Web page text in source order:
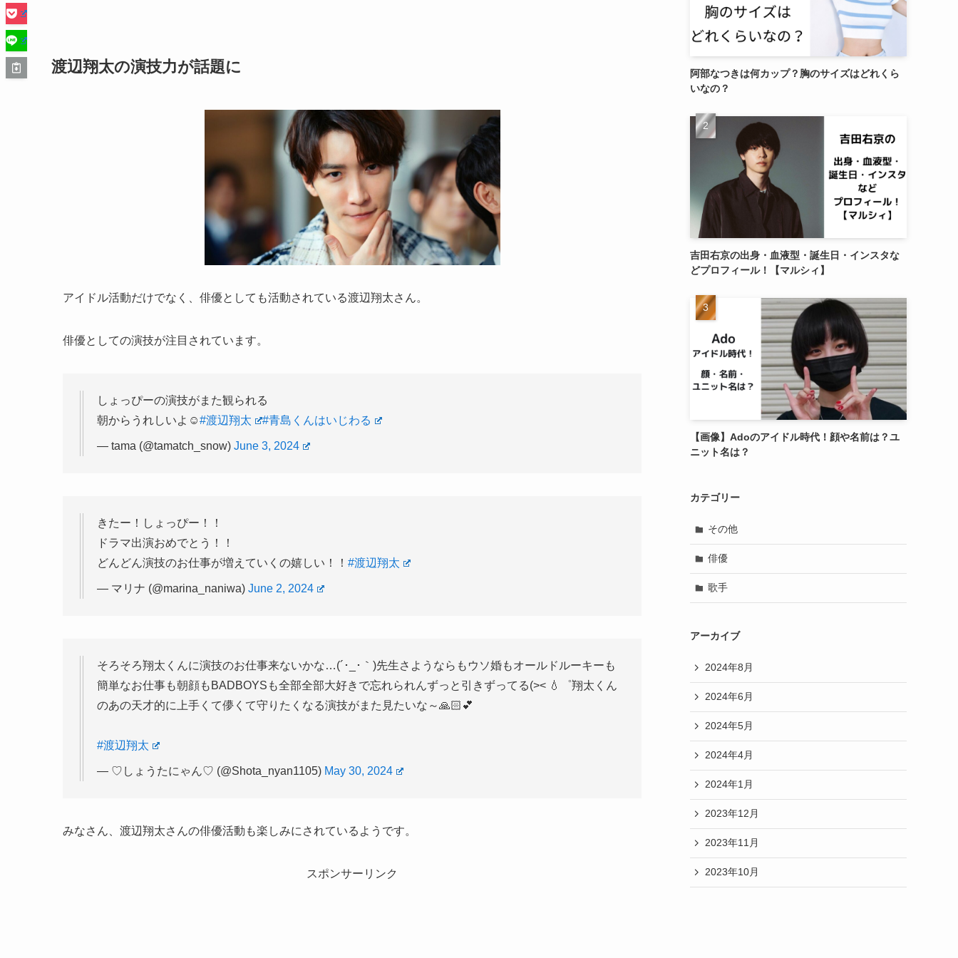
渡辺翔太の演技力が話題に
アイドル活動だけでなく、俳優としても活動されている渡辺翔太さん。
俳優としての演技が注目されています。
しょっぴーの演技がまた観られる
朝からうれしいよ☺️#渡辺翔太 #青島くんはいじわる
— tama (@tamatch_snow) June 3, 2024
きたー！しょっぴー！！
ドラマ出演おめでとう！！
どんどん演技のお仕事が増えていくの嬉しい！！ #渡辺翔太
— マリナ (@marina_naniwa) June 2, 2024
そろそろ翔太くんに演技のお仕事来ないかな…(´･_･｀)先生さようならもウソ婚もオールドルーキーも
簡単なお仕事も朝顔もBADBOYSも全部全部大好きで忘れられんずっと引きずってる(>< 💧゜翔太くん
のあの天才的に上手くて儚くて守りたくなる演技がまた見たいな～🙏🏻💕
#渡辺翔太
— ♡しょうたにゃん♡ (@Shota_nyan1105) May 30, 2024
みなさん、渡辺翔太さんの俳優活動も楽しみにされているようです。
スポンサーリンク
阿部なつきは何カップ？胸のサイズはどれくら
いなの？
吉田右京の出身・血液型・誕生日・インスタな
どプロフィール！【マルシィ】
【画像】Adoのアイドル時代！顔や名前は？ユ
ニット名は？
カテゴリー
その他
俳優
歌手
アーカイブ
2024年8月
2024年6月
2024年5月
2024年4月
2024年1月
2023年12月
2023年11月
2023年10月